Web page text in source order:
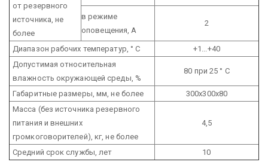
от резервного
источника, не
более
в режиме
оповещения, А
2
Диапазон рабочих температур, ° С
+1...+40
Допустимая относительная
влажность окружающей среды, %
80 при 25 ° С
Габаритные размеры, мм, не более
300х300х80
Масса (без источника резервного
питания и внешних
громкоговорителей), кг, не более
4,5
Средний срок службы, лет 10